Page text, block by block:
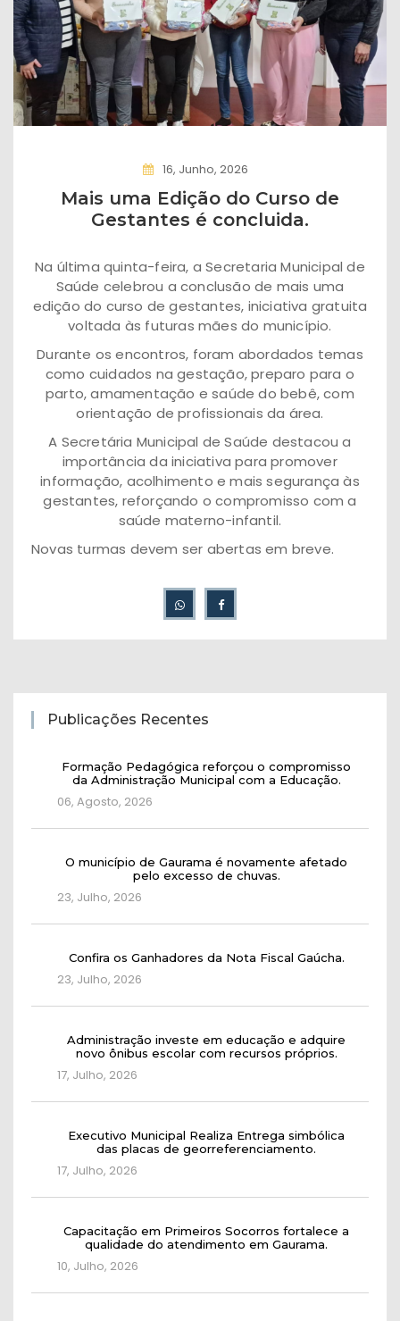
16, Junho, 2026
Mais uma Edição do Curso de
Gestantes é concluida.
Na última quinta-feira, a Secretaria Municipal de
Saúde celebrou a conclusão de mais uma
edição do curso de gestantes, iniciativa gratuita
voltada às futuras mães do município.
Durante os encontros, foram abordados temas
como cuidados na gestação, preparo para o
parto, amamentação e saúde do bebê, com
orientação de profissionais da área.
A Secretária Municipal de Saúde destacou a
importância da iniciativa para promover
informação, acolhimento e mais segurança às
gestantes, reforçando o compromisso com a
saúde materno-infantil.
Novas turmas devem ser abertas em breve.
Publicações Recentes
Formação Pedagógica reforçou o compromisso
da Administração Municipal com a Educação.
06, Agosto, 2026
O município de Gaurama é novamente afetado
pelo excesso de chuvas.
23, Julho, 2026
Confira os Ganhadores da Nota Fiscal Gaúcha.
23, Julho, 2026
Administração investe em educação e adquire
novo ônibus escolar com recursos próprios.
17, Julho, 2026
Executivo Municipal Realiza Entrega simbólica
das placas de georreferenciamento.
17, Julho, 2026
Capacitação em Primeiros Socorros fortalece a
qualidade do atendimento em Gaurama.
10, Julho, 2026